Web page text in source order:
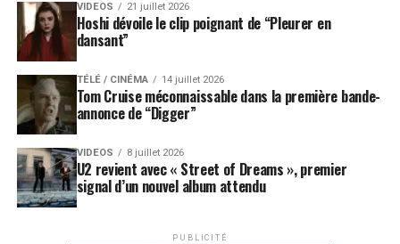
VIDEOS 21 juillet 2026
Hoshi dévoile le clip poignant de “Pleurer en
dansant”
TÉLÉ / CINÉMA 14 juillet 2026
Tom Cruise méconnaissable dans la première bande-
annonce de “Digger”
VIDEOS 8 juillet 2026
U2 revient avec « Street of Dreams », premier
signal d’un nouvel album attendu
PUBLICITÉ